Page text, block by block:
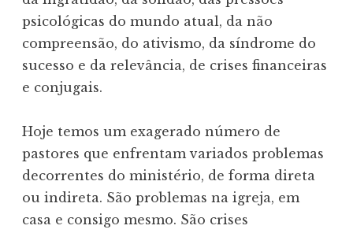
psicológicas do mundo atual, da não
compreensão, do ativismo, da síndrome do
sucesso e da relevância, de crises financeiras
e conjugais.
Hoje temos um exagerado número de
pastores que enfrentam variados problemas
decorrentes do ministério, de forma direta
ou indireta. São problemas na igreja, em
casa e consigo mesmo. São crises